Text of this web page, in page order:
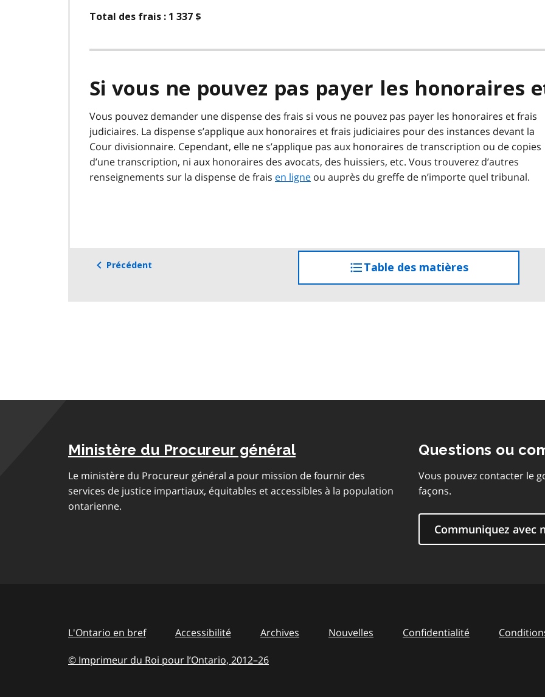
Total des frais : 1 337 $
Si vous ne pouvez pas payer les honoraires
Vous pouvez demander une dispense des frais si vous ne pouvez pas payer les honoraires et frais
judiciaires. La dispense s’applique aux honoraires et frais judiciaires pour des instances devant la
Cour divisionnaire. Cependant, elle ne s’applique pas aux honoraires de transcription ou de copies
d’une transcription, ni aux honoraires des avocats, des huissiers, etc. Vous trouverez d’autres
renseignements sur la dispense de frais en ligne ou auprès du greffe de n’importe quel tribunal.
Précédent Table des matièresaccéder
à
Ministère du Procureur général
Le ministère du Procureur général a pour mission de fournir des
services de justice impartiaux, équitables et accessibles à la population
ontarienne.
Questions ou
Vous pouvez contacter le
façons.
Communiquez avec
L'Ontario en bref Accessibilité Archives Nouvelles Confidentialité
© Imprimeur du Roi pour l’Ontario, 2012–to
26